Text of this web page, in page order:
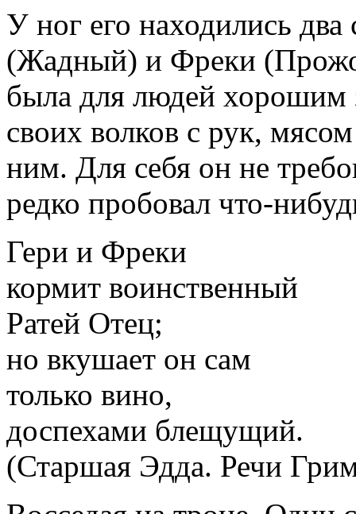
У ног его находились
(Жадный) и Фреки
была для людей хорошим
своих волков с рук,
ним. Для себя он не
редко пробовал что-
Гери и Фреки
кормит воинственный
Ратей Отец;
но вкушает он сам
только вино,
доспехами блещущий.
(Старшая Эдда. Речи